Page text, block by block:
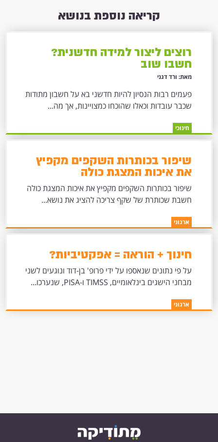
קריאה נוספת בנושא
רוצים ליצור למידה חדשנית?
חשבו שוב
מאת: ורד דגני
פעמים רבות הנסיון להיות חדשני בא על חשבון מתודות
שכבר עובדות וכאלו שהוכחו כמצויינות, אך מה...
חינוכי
שיפור בכותרות השקפים מקפיץ
את איכות המצגת כולה
שיפור בכותרות השקפים מקפיץ את איכות המצגת כולה
חשבת שכותרת של שקף צריכה להציג את נושא...
ארגוני
חינוך + הוראה = אפקטיביות?
על פי נתונים שנאספו על ידי פרופ' בן-דוד ונוגעים לשני
מבחני הישגים בינלאומיים, TIMSS ו-PISA, שנערכו...
ארגוני